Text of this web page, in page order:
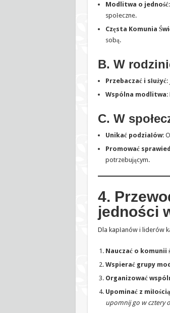
Modlitwa o jedność
społeczne.
Częsta Komunia
sobą.
B. W
Przebaczać i służyć:
Wspólna modlitwa:
C. W
Unikać podziałów:
Promować
potrzebującym.
4.
jedności
Dla kapłanów i liderów
Nauczać o komunii
Wspierać grupy
Organizować
Upominać z miłością
upomnij go w cztery